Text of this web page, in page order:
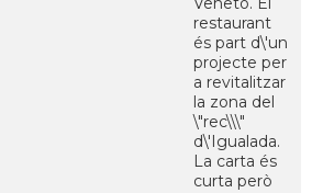
restaurant
és part d\'un
projecte per
a revitalitzar
la zona del
\"rec\\\"
d\'Igualada.
La carta és
curta però